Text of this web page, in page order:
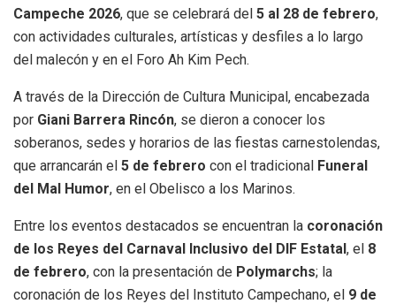
Campeche 2026, que se celebrará del 5 al 28 de febrero,
con actividades culturales, artísticas y desfiles a lo largo
del malecón y en el Foro Ah Kim Pech.
A través de la Dirección de Cultura Municipal, encabezada
por Giani Barrera Rincón, se dieron a conocer los
soberanos, sedes y horarios de las fiestas carnestolendas,
que arrancarán el 5 de febrero con el tradicional Funeral
del Mal Humor, en el Obelisco a los Marinos.
Entre los eventos destacados se encuentran la coronación
de los Reyes del Carnaval Inclusivo del DIF Estatal, el 8
de febrero, con la presentación de Polymarchs; la
coronación de los Reyes del Instituto Campechano, el 9 de